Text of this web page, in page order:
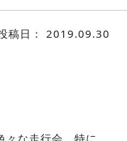
稿日： 2019.09.30
々な走行会、特に